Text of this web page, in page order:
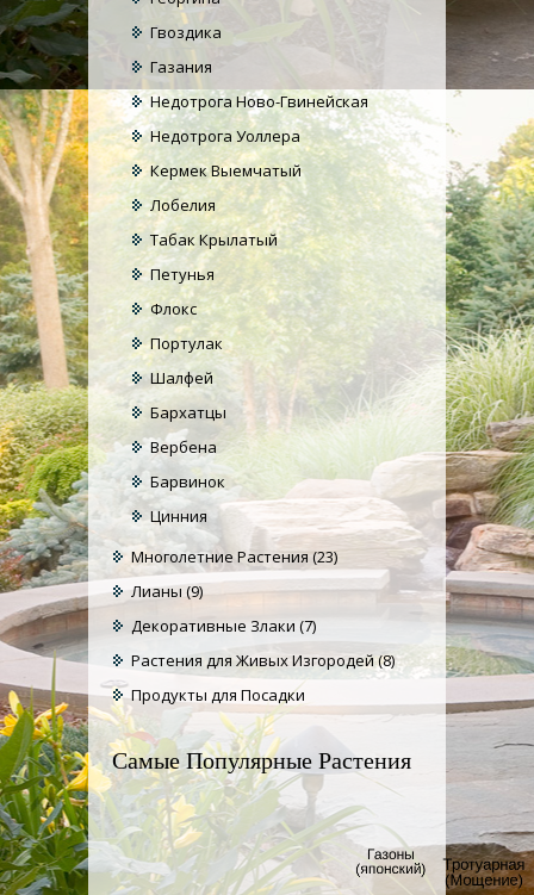
Гвоздика
Газания
Недотрога Ново-Гвинейская
Недотрога Уоллера
Кермек Выемчатый
Лобелия
Табак Крылатый
Петунья
Флокс
Портулак
Шалфей
Бархатцы
Вербена
Барвинок
Цинния
Многолетние Растения (23)
Лианы(9)
Декоративные Злаки (7)
Растения для Живых Изгородей (8)
Продукты для Посадки
Самые Популярные Растения